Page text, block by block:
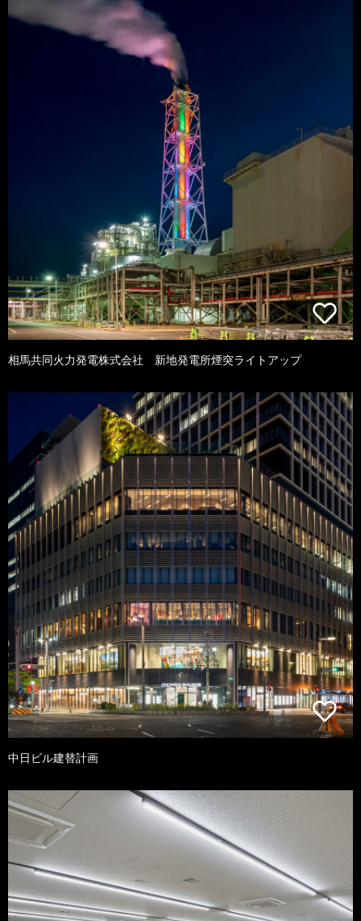
相馬共同火力発電株式会社 新地発電所煙突ライトアップ
中日ビル建替計画